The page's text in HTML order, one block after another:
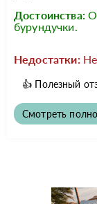
Достоинства:
бурундучки.
Недостатки:
👍 Полезный
Смотреть